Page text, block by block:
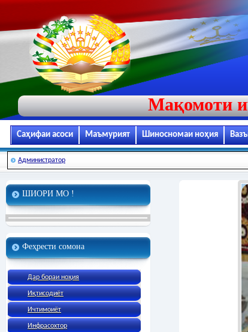
Мақомоти
Саҳифаи асоси Маъмурият Шиносномаи ноҳия
Администратор
ШИОРИ МО !
Феҳрести сомона
Дар бораи ноҳия
Иқтисодиёт
Ичтимоиёт
Инфрасохтор